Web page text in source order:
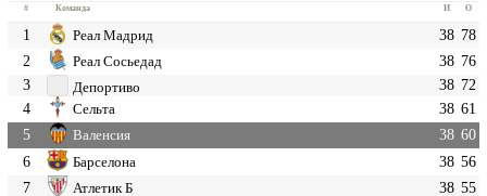
# Команда И О
1 Реал Мадрид 38 78
2
Реал Сосьедад 38 76
3
Депортиво 38 72
4
Сельта 38 61
5
Валенсия 38 60
6
Барселона 38 56
7
Атлетик Б 38 55